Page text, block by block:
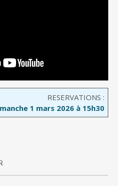
RESERVATIONS :
1 mars 2026 à 15h30